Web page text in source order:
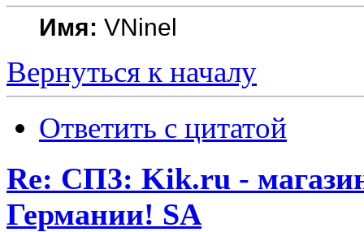
Имя: VNinel
Вернуться к началу
Ответить с цитатой
Re: СП3: Kik.ru -
Германии! SA